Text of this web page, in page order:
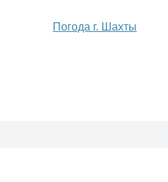
Погода г. Шахты